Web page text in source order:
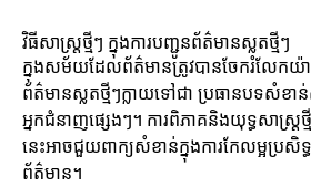
វិធីសាស្ត្រថ្មីៗ ក្នុងការបញ្ជូនព័ត៌មានស្លតថ្មីៗ
ក្នុងសម័យដែលព័ត៌មានត្រូវបានចែករំលែកយ៉
ព័ត៌មានស្លតថ្មីៗក្លាយទៅជា ប្រធានបទសំខាន់
អ្នកជំនាញផ្សេងៗ។ ការពិភាគនិងយុទ្ធសាស្ត្រថ្
នេះអាចជួយពាក្យសំខាន់ក្នុងការកែលម្អប្រសិទ្
ព័ត៌មាន។